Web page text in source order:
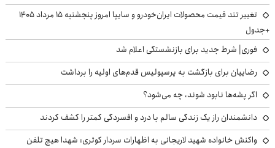
تغییر تند قیمت محصولات ایران‌خودرو و سایپا امروز پنجشنبه ۱۵ مرداد ۱۴۰۵
+جدول
فوری| شرط جدید برای بازنشستگی اعلام شد
رضاییان برای بازگشت به پرسپولیس قدم‌های اولیه را برداشت
اگر پشه‌ها نابود شوند، چه می‌شود؟
دانشمندان راز یک زندگی سالم با درد و افسردگی کمتر را کشف کردند
واکنش خانواده شهید لاریجانی به اظهارات سردار کوثری: شهدا هیچ تلفن